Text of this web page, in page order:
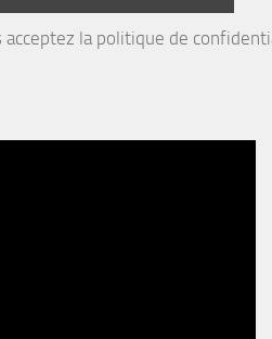
acceptez la politique de